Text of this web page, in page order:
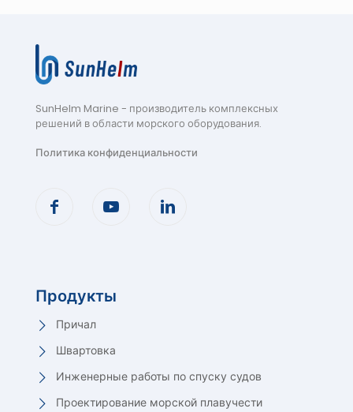
SunHelm Marine - производитель комплексных
решений в области морского оборудования.
Политика конфиденциальности
Продукты
Причал
Швартовка
Инженерные работы по спуску судов
Проектирование морской плавучести